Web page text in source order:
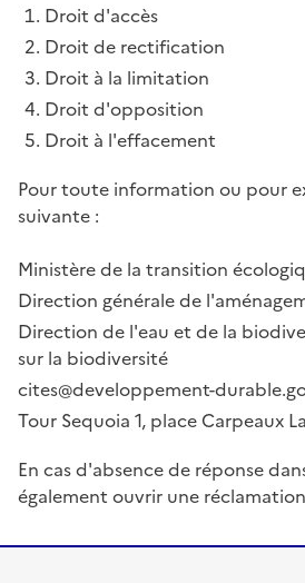
Droit d'accès
Droit de rectification
Droit à la limitation
Droit d'opposition
Droit à l'effacement
Pour toute information ou pour
suivante :
Ministère de la transition
Direction générale de
Direction de l'eau et de la
sur la biodiversité
cites@developpement-
Tour Sequoia 1, place Carpeaux
En cas d'absence de réponse
également ouvrir une